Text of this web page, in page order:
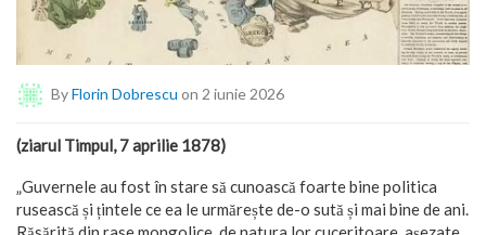
ByFlorin Dobrescu on 2 iunie 2026
(ziarul Timpul, 7 aprilie 1878)
„Guvernele au fost în stare să cunoască foarte bine politica
rusească și țintele ce ea le urmărește de-o sută și mai bine de ani.